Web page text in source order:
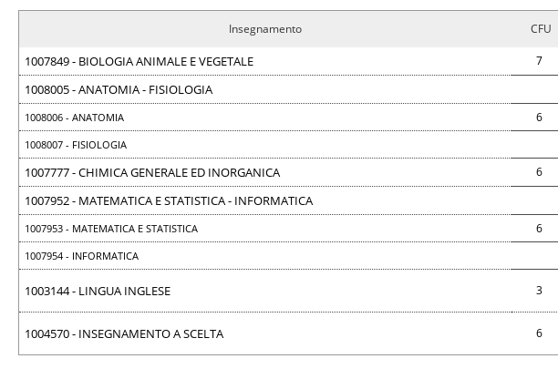
Insegnamento CFU
1007849 - BIOLOGIA ANIMALE E VEGETALE 7
1008005 - ANATOMIA - FISIOLOGIA
1008006 - ANATOMIA 6
1008007 - FISIOLOGIA
1007777 - CHIMICA GENERALE ED INORGANICA 6
1007952 - MATEMATICA E STATISTICA - INFORMATICA
1007953 - MATEMATICA E STATISTICA 6
1007954 - INFORMATICA
1003144 - LINGUA INGLESE 3
1004570 - INSEGNAMENTO A SCELTA 6